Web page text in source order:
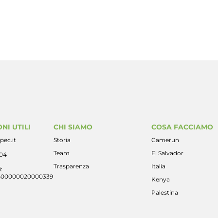
UTILI CHI SIAMO
Storia
Team
Trasparenza
COSA FACCIAMO
Camerun
El Salvador
Italia
Kenya
Palestina